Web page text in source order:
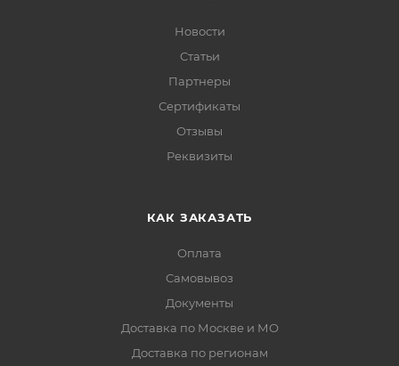
Новости
Статьи
Партнеры
Сертификаты
Отзывы
Реквизиты
КАК ЗАКАЗАТЬ
Оплата
Самовывоз
Документы
Доставка по Москве и МО
Доставка по регионам